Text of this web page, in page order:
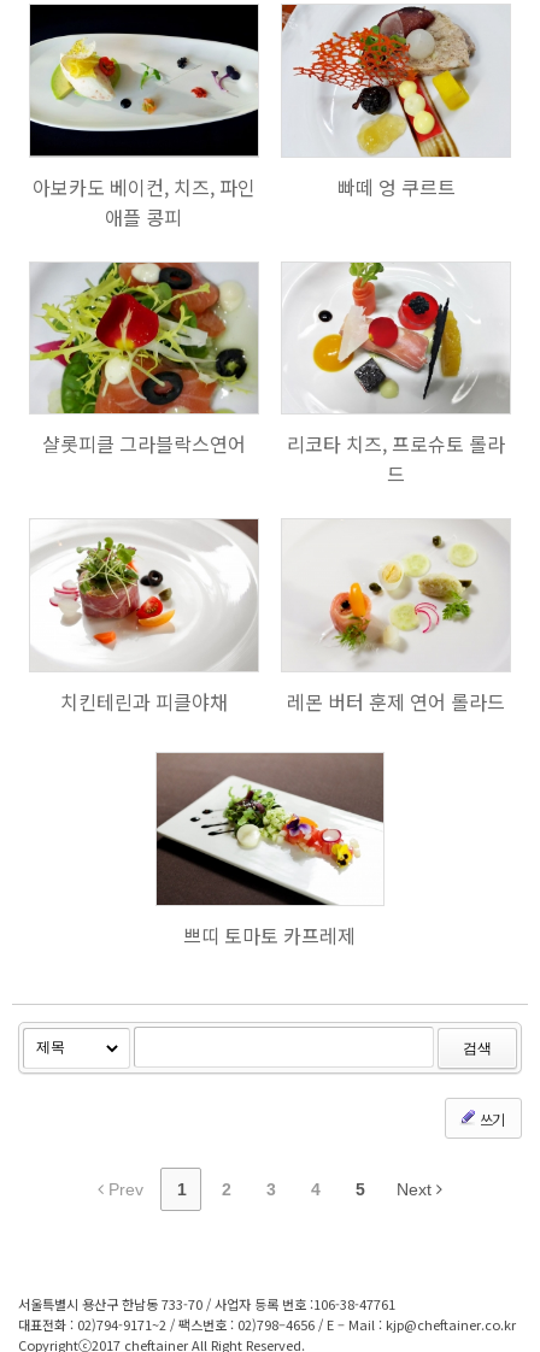
620
아보카도 베이컨, 치즈, 파인
애플 콩피
698
빠떼 엉 쿠르트
735
샬롯피클 그라블락스연어
731
리코타 치즈, 프로슈토 롤라
드
887
치킨테린과 피클야채
1304
레몬 버터 훈제 연어 롤라드
595
쁘띠 토마토 카프레제
검색
쓰기
Prev 1 2 3 4 5 Next
서울특별시 용산구 한남동 733-70 / 사업자 등록 번호 :106-38-47761
대표전화 : 02)794-9171~2 / 팩스번호 : 02)798–4656 / E – Mail : kjp@cheftainer.co.kr
Copyrightⓒ2017 cheftainer All Right Reserved.